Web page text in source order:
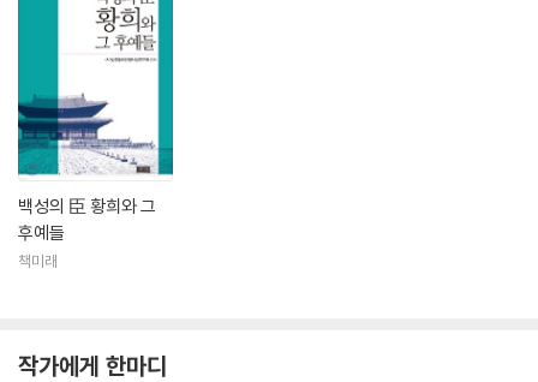
백성의 臣 황희와 그
후예들
책미래
작가에게 한마디